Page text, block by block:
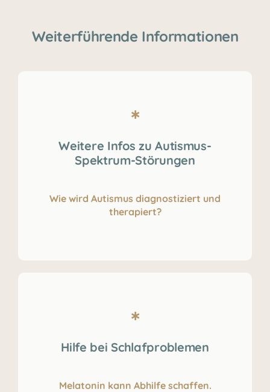
Weiterführende Informationen
Weitere Infos zu Autismus-
Spektrum-Störungen
Wie wird Autismus diagnostiziert und
therapiert?
Hilfe bei Schlafproblemen
Melatonin kann Abhilfe schaffen.